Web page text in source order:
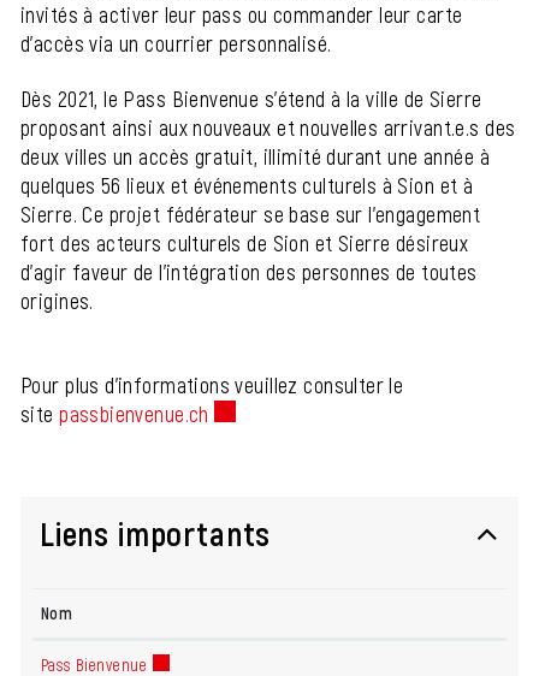
invités à activer leur pass ou commander leur carte
d’accès via un courrier personnalisé.
Dès 2021, le Pass Bienvenue s’étend à la ville de Sierre
proposant ainsi aux nouveaux et nouvelles arrivant.e.s des
deux villes un accès gratuit, illimité durant une année à
quelques 56 lieux et événements culturels à Sion et à
Sierre. Ce projet fédérateur se base sur l’engagement
fort des acteurs culturels de Sion et Sierre désireux
d’agir faveur de l’intégration des personnes de toutes
origines.
Pour plus d’informations veuillez consulter le
sitepassbienvenue.ch
Liens importants
Nom
Pass Bienvenue